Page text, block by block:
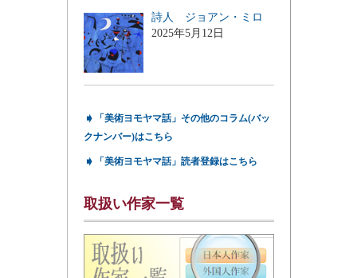
詩人 ジョアン・ミロ
2025年5月12日
➧
「美術ヨモヤマ話」その他のコラム(バッ
クナンバー)はこちら
➧ 「美術ヨモヤマ話」読者登録はこちら
取扱い作家一覧